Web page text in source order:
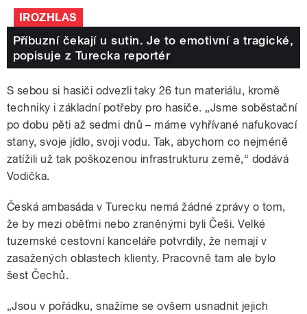
IROZHLAS
Příbuzní čekají u sutin. Je to emotivní a tragické,
popisuje z Turecka reportér
S sebou si hasiči odvezli taky 26 tun materiálu, kromě
techniky i základní potřeby pro hasiče. „Jsme soběstační
po dobu pěti až sedmi dnů – máme vyhřívané nafukovací
stany, svoje jídlo, svoji vodu. Tak, abychom co nejméně
zatížili už tak poškozenou infrastrukturu země,“ dodává
Vodička.
Česká ambasáda v Turecku nemá žádné zprávy o tom,
že by mezi oběťmi nebo zraněnými byli Češi. Velké
tuzemské cestovní kanceláře potvrdily, že nemají v
zasažených oblastech klienty. Pracovně tam ale bylo
šest Čechů.
„Jsou v pořádku, snažíme se ovšem usnadnit jejich